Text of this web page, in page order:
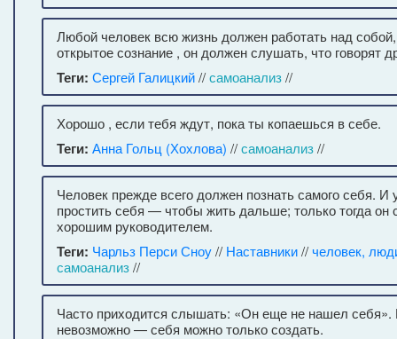
Любой человек всю жизнь должен работать над
открытое сознание , он должен слушать, что говорят
Теги: Сергей Галицкий//самоанализ//
Хорошо , если тебя ждут, пока ты копаешься в себе.
Теги: Анна Гольц (Хохлова) //самоанализ//
Человек прежде всего должен познать самого себя. И
простить себя — чтобы жить дальше; только тогда он
хорошим руководителем.
Теги: Чарльз Перси Сноу// Наставники//человек,
самоанализ//
Часто приходится слышать: «Он еще не нашел себя».
невозможно — себя можно только создать.